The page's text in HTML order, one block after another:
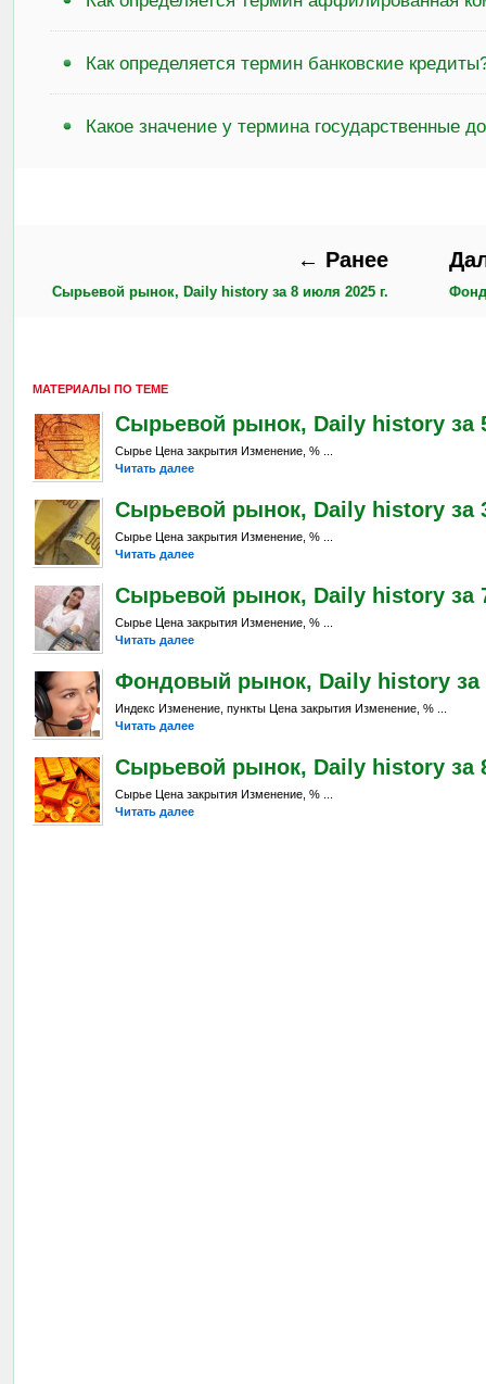
Как определяется термин банковские
Какое значение у термина государственные
← Ранее
Сырьевой рынок, Daily history за 8 июля 2025 г.
МАТЕРИАЛЫ ПО ТЕМЕ
Сырьевой рынок, Daily history за
Сырье Цена закрытия Изменение, % ...
Читать далее
Сырьевой рынок, Daily history за
Сырье Цена закрытия Изменение, % ...
Читать далее
Сырьевой рынок, Daily history за
Сырье Цена закрытия Изменение, % ...
Читать далее
Фондовый рынок, Daily history за
Индекс Изменение, пункты Цена закрытия Изменение, % ...
Читать далее
Сырьевой рынок, Daily history за
Сырье Цена закрытия Изменение, % ...
Читать далее